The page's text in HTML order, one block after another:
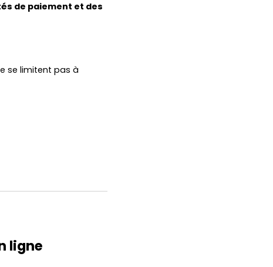
de paiement et des
se limitent pas à
ligne